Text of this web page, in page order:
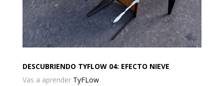
DESCUBRIENDO TYFLOW 04: EFECTO NIEVE
Vas a aprender TyFLow